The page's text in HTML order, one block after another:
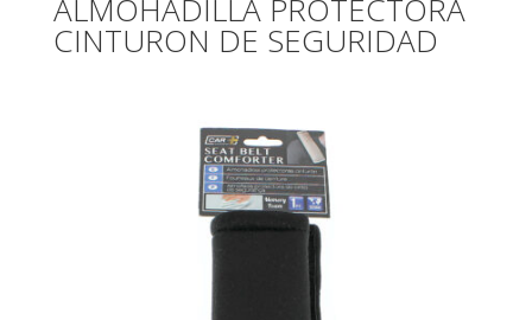
ALMOHADILLA PROTECTORA
CINTURON DE SEGURIDAD